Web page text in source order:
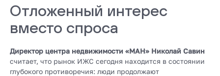
Отложенный интерес
вместо спроса
Директор центра недвижимости «МАН» Николай Савин
считает, что рынок ИЖС сегодня находится в состоянии
глубокого противоречия: люди продолжают